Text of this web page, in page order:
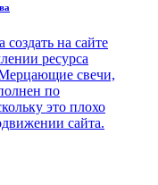
создать на сайте
ресурса
свечи,
по
это плохо
сайта.